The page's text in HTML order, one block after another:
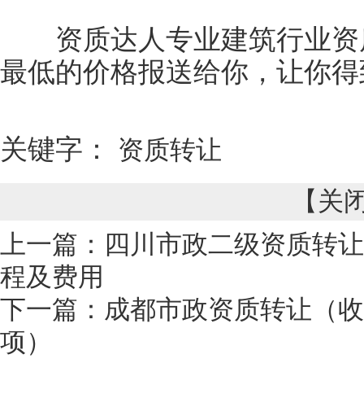
资质达人专业建筑行业资
最低的价格报送给你，让你
关键字： 资质转让
【 关
上一篇： 四川市政二级资质转
程及费用
下一篇： 成都市政资质转让（
项）